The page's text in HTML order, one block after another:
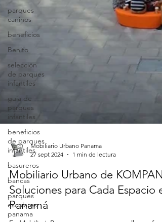
parques
caninos
beneficios
Benito
selección
de parques
infantiles
guia de
parques
infantiles
beneficios
de parques
infantiles
basureros
bancas
parques
escolares
panama
Mobiliario Urbano Panama
27 sept 2024
1 min de lectura
Mobiliario Urbano de KOMPAN:
Soluciones para Cada Espacio